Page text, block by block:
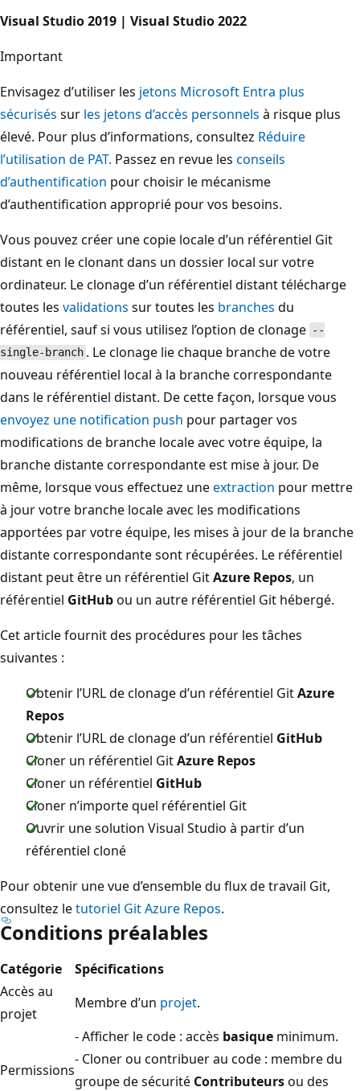
Visual Studio 2019 | Visual Studio 2022
Important
Envisagez d’utiliser les jetons Microsoft Entra plus
sécurisés sur les jetons d’accès personnels à risque plus
élevé. Pour plus d’informations, consultez Réduire
l’utilisation de PAT. Passez en revue les conseils
d’authentification pour choisir le mécanisme
d’authentification approprié pour vos besoins.
Vous pouvez créer une copie locale d’un référentiel Git
distant en le clonant dans un dossier local sur votre
ordinateur. Le clonage d’un référentiel distant télécharge
toutes les validations sur toutes les branches du
référentiel, sauf si vous utilisez l’option de clonage --
single-branch . Le clonage lie chaque branche de votre
nouveau référentiel local à la branche correspondante
dans le référentiel distant. De cette façon, lorsque vous
envoyez une notification push pour partager vos
modifications de branche locale avec votre équipe, la
branche distante correspondante est mise à jour. De
même, lorsque vous effectuez uneextraction pour mettre
à jour votre branche locale avec les modifications
apportées par votre équipe, les mises à jour de la branche
distante correspondante sont récupérées. Le référentiel
distant peut être un référentiel GitAzure Repos, un
référentiel GitHubou un autre référentiel Git hébergé.
Cet article fournit des procédures pour les tâches
suivantes :
Obtenir l’URL de clonage d’un référentiel GitAzure
Repos
Obtenir l’URL de clonage d’un référentiel GitHub
Cloner un référentiel GitAzure Repos
Cloner un référentiel GitHub
Cloner n’importe quel référentiel Git
Ouvrir une solution Visual Studio à partir d’un
référentiel cloné
Pour obtenir une vue d’ensemble du flux de travail Git,
consultez letutoriel Git Azure Repos.
Conditions préalables
Catégorie
Spécifications
Accès au
projet
Membre d’un projet.
Permissions
- Afficher le code : accès basique minimum.
- Cloner ou contribuer au code : membre du
groupe de sécurité Contributeursou des